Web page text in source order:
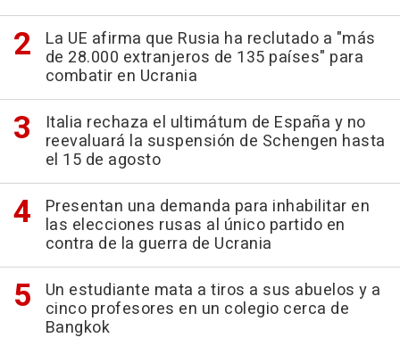
La UE afirma que Rusia ha reclutado a "más
de 28.000 extranjeros de 135 países" para
combatir en Ucrania
Italia rechaza el ultimátum de España y no
reevaluará la suspensión de Schengen hasta
el 15 de agosto
Presentan una demanda para inhabilitar en
las elecciones rusas al único partido en
contra de la guerra de Ucrania
Un estudiante mata a tiros a sus abuelos y a
cinco profesores en un colegio cerca de
Bangkok